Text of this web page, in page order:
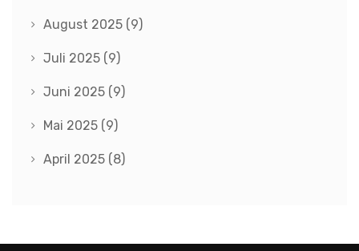
August 2025 (9)
Juli 2025 (9)
Juni 2025 (9)
Mai 2025 (9)
April 2025 (8)